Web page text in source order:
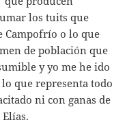
los tuits que
Campofrío o lo que
de población que
y yo me he ido
que representa todo
ni con ganas de